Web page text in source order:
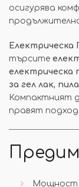
осигурява
Електрическа
търсите
електрическа
за гел лак,
Компактният
правят
Мощност